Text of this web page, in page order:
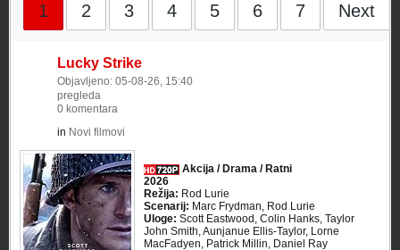
1 2 3 4 5 6 7 Next
Lucky Strike
Objavljeno: 05-08-26, 15:40
pregleda
0 komentara
in Novi filmovi
Akcija / Drama / Ratni
2026
Režija: Rod Lurie
Scenarij: Marc Frydman, Rod Lurie
Uloge: Scott Eastwood, Colin Hanks, Taylor
John Smith, Aunjanue Ellis-Taylor, Lorne
MacFadyen, Patrick Millin, Daniel Ray